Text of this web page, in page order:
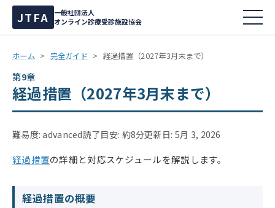
JTFA
一般社団法人
オンライン診療受診施設協会
ホーム > 完全ガイド > 経過措置（2027年3月末まで）
第9章
経過措置（2027年3月末まで）
難易度: advanced読了目安: 約8分更新日: 5月 3, 2026
経過措置の詳細と対応スケジュールを解説します。
経過措置の概要